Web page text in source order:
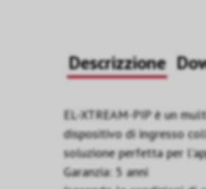
Descrizzione
EL-XTREAM-PIP è un
dispositivo di ingresso
soluzione perfetta per
Garanzia: 5 anni